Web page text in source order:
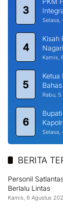
3
Selasa,
4
Kisah
Kamis,
5
Ketua
Rabu,
6
Selasa,
BERITA
Personil
Berlalu Lintas
Kamis, 6 Agustus